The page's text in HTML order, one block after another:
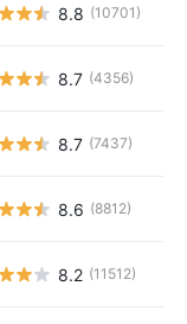
8.8 (10701)
8.7 (4356)
8.7 (7437)
8.6 (8812)
8.2 (11512)